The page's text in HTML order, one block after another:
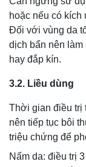
hoặc nếu có kích
Đối với vùng da
dịch bẩn nên
hay đắp kín.
3.2. Liều dùng
Thời gian điều trị
nên tiếp tục bôi
triệu chứng để
Nấm da: điều trị